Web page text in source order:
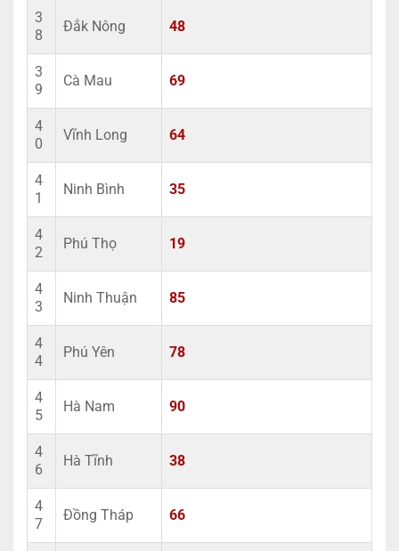
3
8
Đắk Nông 48
3
9
Cà Mau 69
4
0
Vĩnh Long 64
4
1
Ninh Bình 35
4
2
Phú Thọ 19
4
3
Ninh Thuận 85
4
4
Phú Yên 78
4
5
Hà Nam 90
4
6
Hà Tĩnh 38
4
7
Đồng Tháp 66